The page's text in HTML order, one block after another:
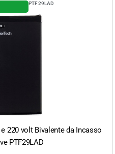
PTF29LAD
220 volt Bivalente da Incasso
PTF29LAD